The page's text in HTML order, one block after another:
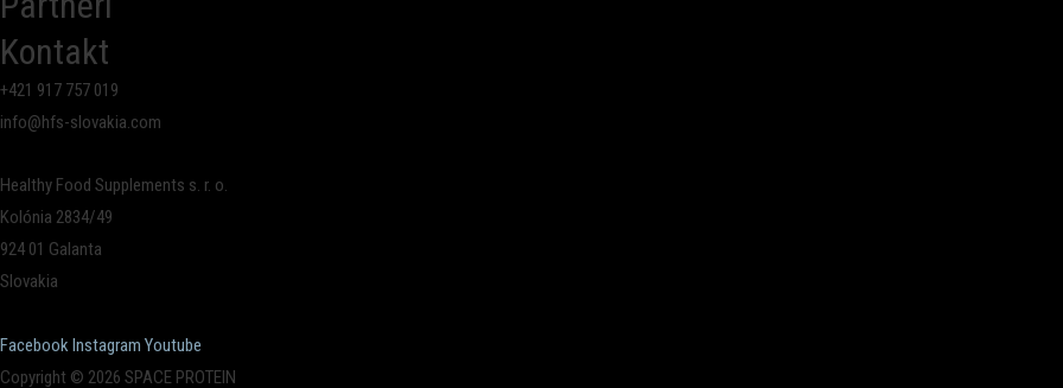
Kontakt
+421 917 757 019
info@hfs-slovakia.com
Healthy Food Supplements s. r. o.
Kolónia 2834/49
924 01 Galanta
Slovakia
Facebook Instagram Youtube
Copyright © 2026 SPACE PROTEIN